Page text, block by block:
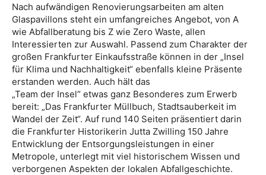
Nach aufwändigen Renovierungsarbeiten am alten
Glaspavillons steht ein umfangreiches Angebot, von A
wie Abfallberatung bis Z wie Zero Waste, allen
Interessierten zur Auswahl. Passend zum Charakter der
großen Frankfurter Einkaufsstraße können in der „Insel
für Klima und Nachhaltigkeit“ ebenfalls kleine Präsente
erstanden werden. Auch hält das
„Team der Insel“ etwas ganz Besonderes zum Erwerb
bereit: „Das Frankfurter Müllbuch, Stadtsauberkeit im
Wandel der Zeit“. Auf rund 140 Seiten präsentiert darin
die Frankfurter Historikerin Jutta Zwilling 150 Jahre
Entwicklung der Entsorgungsleistungen in einer
Metropole, unterlegt mit viel historischem Wissen und
verborgenen Aspekten der lokalen Abfallgeschichte.